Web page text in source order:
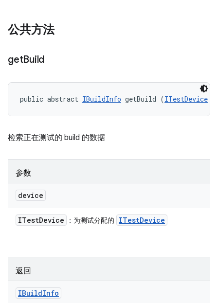
公共方法
getBuild
public abstract IBuildInfo getBuild (ITestDevice
检索正在测试的 build 的数据
参数
device
ITestDevice ：为测试分配的 ITestDevice
返回
IBuildInfo